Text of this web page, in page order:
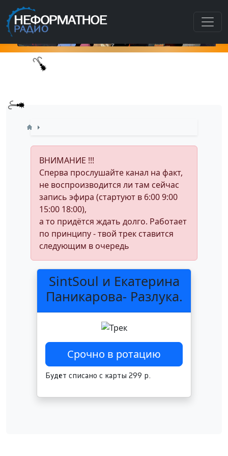
ВНИМАНИЕ !!!
Сперва прослушайте канал на факт,
не воспроизводится ли там сейчас
запись эфира (стартуют в 6:00 9:00
15:00 18:00),
а то придётся ждать долго. Работает
по принципу - твой трек ставится
следующим в очередь
SintSoul и Екатерина
Паникарова- Разлука.
Будет списано с карты 299 р.